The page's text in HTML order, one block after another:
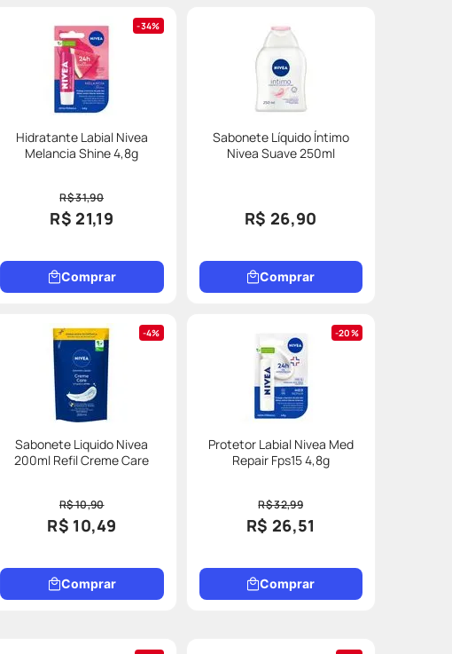
34%
Hidratante Labial Nivea
Melancia Shine 4,8g
R$ 31,90
R$ 21,19
Comprar
Sabonete Líquido Íntimo
Nivea Suave 250ml
R$ 26,90
Comprar
4%
Sabonete Liquido Nivea
200ml Refil Creme Care
R$ 10,90
R$ 10,49
Comprar
20%
Protetor Labial Nivea Med
Repair Fps15 4,8g
R$ 32,99
R$ 26,51
Comprar